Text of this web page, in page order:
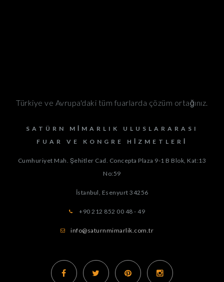
Türkiye ve Avrupa'daki tüm fuarlarda çözüm ortağınız.
SATÜRN MIMARLIK ULUSLARARASI
FUAR VE KONGRE HIZMETLERI
Cumhuriyet Mah. Şehitler Cad. Concepta Plaza 9-1 B Blok, Kat:13
No:59
İstanbul, Esenyurt 34256
+90 212 852 00 48 - 49
info@saturnmimarlik.com.tr